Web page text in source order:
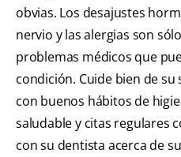
obvias. Los desajustes
nervio y las alergias son
problemas médicos que
condición. Cuide bien de su
con buenos hábitos de
saludable y citas regulares
con su dentista acerca de